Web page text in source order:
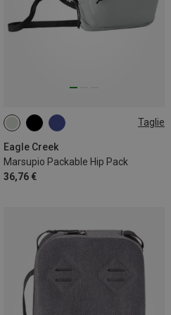
Taglie
Eagle Creek
Marsupio Packable Hip Pack
36,76 €
2L